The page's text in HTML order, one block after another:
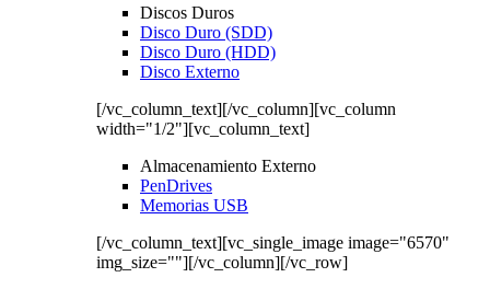
Discos Duros
Disco Duro (SDD)
Disco Duro (HDD)
Disco Externo
[/vc_column_text][/vc_column][vc_column
width="1/2"][vc_column_text]
Almacenamiento Externo
PenDrives
Memorias USB
[/vc_column_text][vc_single_image image="6570"
img_size=""][/vc_column][/vc_row]